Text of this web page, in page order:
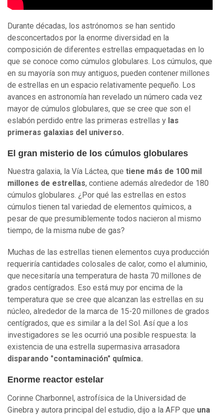
Durante décadas, los astrónomos se han sentido
desconcertados por la enorme diversidad en la
composición de diferentes estrellas empaquetadas en lo
que se conoce como cúmulos globulares. Los cúmulos, que
en su mayoría son muy antiguos, pueden contener millones
de estrellas en un espacio relativamente pequeño. Los
avances en astronomía han revelado un número cada vez
mayor de cúmulos globulares, que se cree que son el
eslabón perdido entre las primeras estrellas y las
primeras galaxias del universo.
El gran misterio de los cúmulos globulares
Nuestra galaxia, la Vía Láctea, que tiene más de 100 mil
millones de estrellas, contiene además alrededor de 180
cúmulos globulares. ¿Por qué las estrellas en estos
cúmulos tienen tal variedad de elementos químicos, a
pesar de que presumiblemente todos nacieron al mismo
tiempo, de la misma nube de gas?
Muchas de las estrellas tienen elementos cuya producción
requeriría cantidades colosales de calor, como el aluminio,
que necesitaría una temperatura de hasta 70 millones de
grados centígrados. Eso está muy por encima de la
temperatura que se cree que alcanzan las estrellas en su
núcleo, alrededor de la marca de 15-20 millones de grados
centígrados, que es similar a la del Sol. Así que a los
investigadores se les ocurrió una posible respuesta: la
existencia de una estrella supermasiva arrasadora
disparando "contaminación" química.
Enorme reactor estelar
Corinne Charbonnel, astrofísica de la Universidad de
Ginebra y autora principal del estudio, dijo a la AFP que una